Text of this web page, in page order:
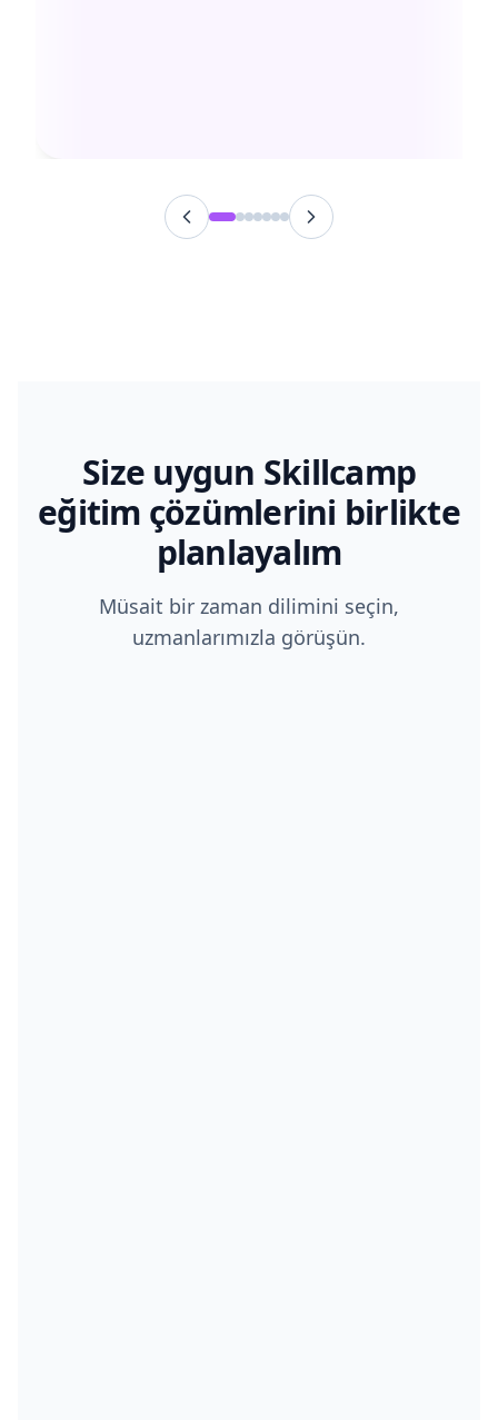
Size uygun Skillcamp
eğitim çözümlerini birlikte
planlayalım
Müsait bir zaman dilimini seçin,
uzmanlarımızla görüşün.